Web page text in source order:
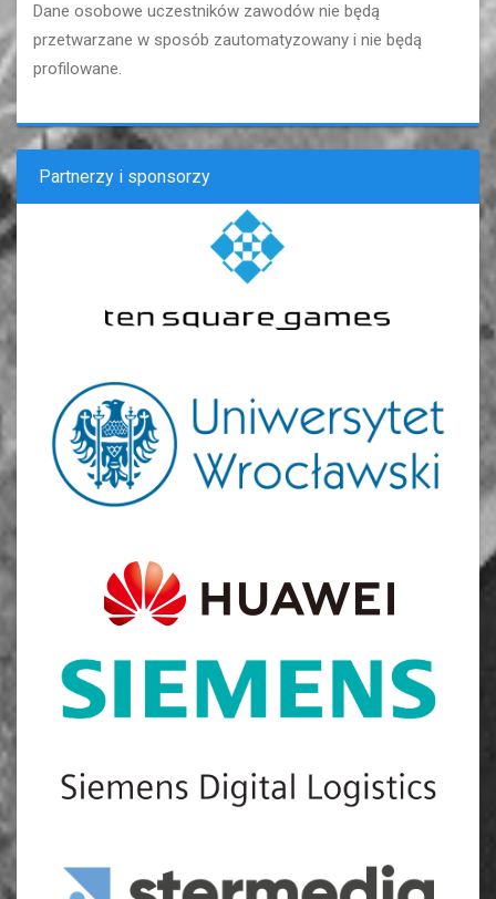
Dane osobowe uczestników zawodów nie będą
przetwarzane w sposób zautomatyzowany i nie będą
profilowane.
Partnerzy i sponsorzy